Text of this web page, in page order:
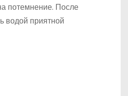
потемнение. После
водой приятной